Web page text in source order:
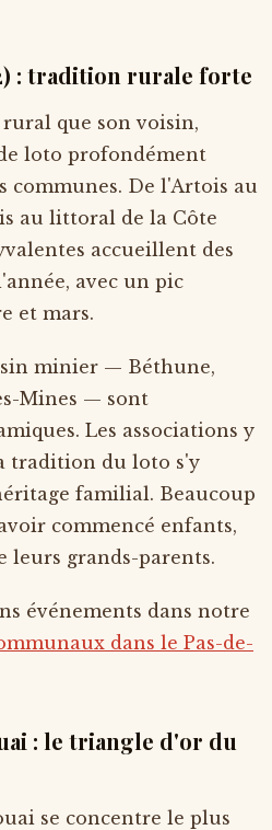
: tradition rurale forte
rural que son voisin,
loto profondément
communes. De l'Artois au
au littoral de la Côte
accueillent des
avec un pic
et mars.
minier — Béthune,
Mines — sont
Les associations y
tradition du loto s'y
familial. Beaucoup
commencé enfants,
leurs grands-parents.
événements dans notre
dans le Pas-de-
: le triangle d'or du
se concentre le plus